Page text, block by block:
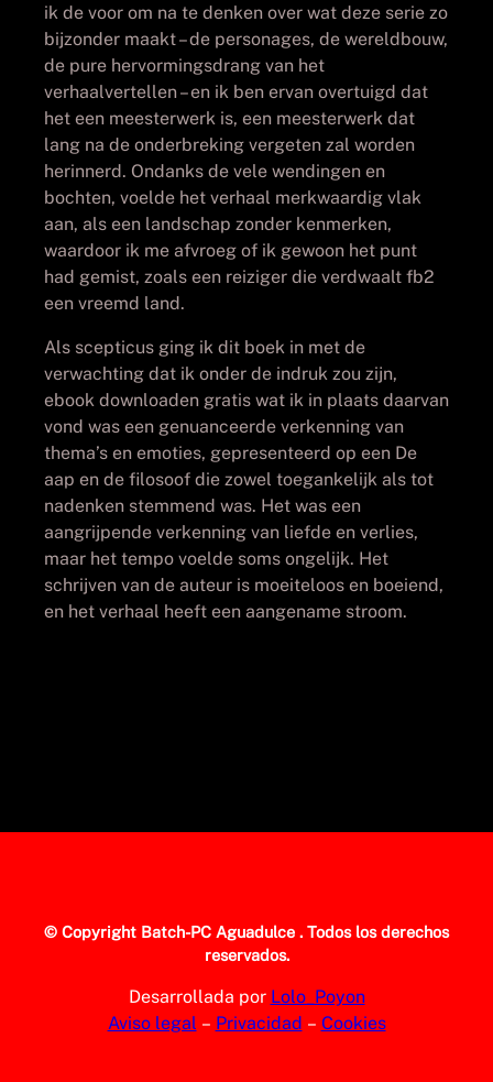
ik de voor om na te denken over wat deze serie zo
bijzonder maakt – de personages, de wereldbouw,
de pure hervormingsdrang van het
verhaalvertellen – en ik ben ervan overtuigd dat
het een meesterwerk is, een meesterwerk dat
lang na de onderbreking vergeten zal worden
herinnerd. Ondanks de vele wendingen en
bochten, voelde het verhaal merkwaardig vlak
aan, als een landschap zonder kenmerken,
waardoor ik me afvroeg of ik gewoon het punt
had gemist, zoals een reiziger die verdwaalt fb2
een vreemd land.
Als scepticus ging ik dit boek in met de
verwachting dat ik onder de indruk zou zijn,
ebook downloaden gratis wat ik in plaats daarvan
vond was een genuanceerde verkenning van
thema’s en emoties, gepresenteerd op een De
aap en de filosoof die zowel toegankelijk als tot
nadenken stemmend was. Het was een
aangrijpende verkenning van liefde en verlies,
maar het tempo voelde soms ongelijk. Het
schrijven van de auteur is moeiteloos en boeiend,
en het verhaal heeft een aangename stroom.
© Copyright Batch-PC Aguadulce . Todos los derechos
reservados.
Desarrollada por Lolo_Poyon
Aviso legal – Privacidad – Cookies